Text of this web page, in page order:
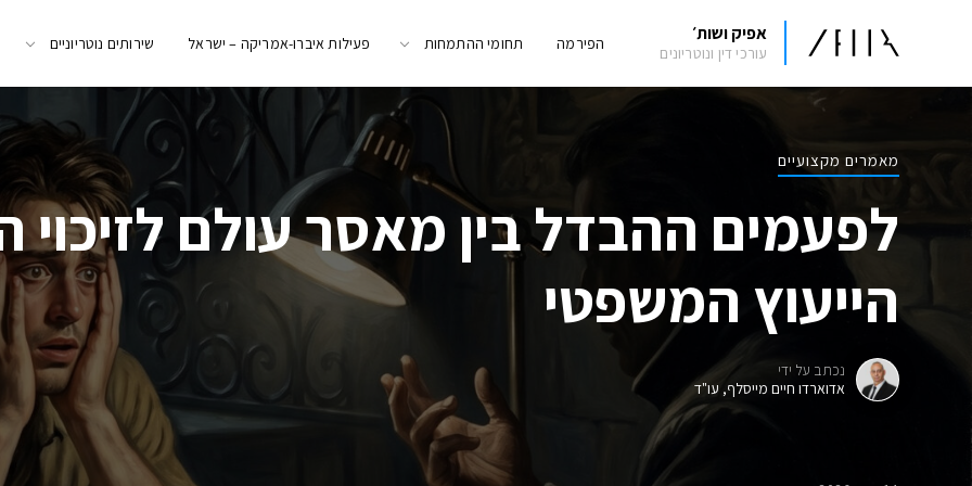
אפיק ושות׳
עורכי דין ונוטריונים הפירמה תחומי ההתמחות פעילות איברו-אמריקה – ישראל שירותים נוטריוניים
מאמרים מקצועיים
לפעמים ההבדל בין מאסר עולם לזיכוי
הייעוץ המשפטי
נכתב על ידי
אדוארדו חיים מייסלף, עו"ד